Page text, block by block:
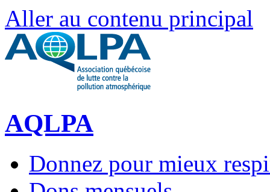
Aller au contenu principal
AQLPA
Donnez pour mieux